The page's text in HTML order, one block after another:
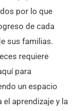
por lo que
de cada
sus familias.
requiere
para
un espacio
aprendizaje y la